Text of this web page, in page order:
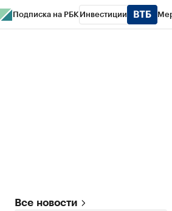
Подписка на РБК Инвестиции
Все новости